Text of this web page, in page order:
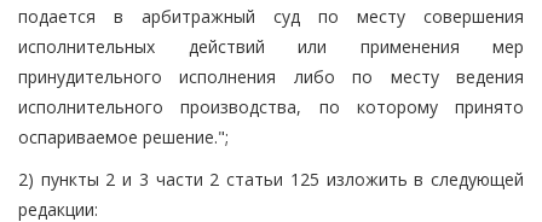
подается в арбитражный суд по месту совершения
исполнительных действий или применения мер
принудительного исполнения либо по месту ведения
исполнительного производства, по которому принято
оспариваемое решение.";
2) пункты 2 и 3 части 2 статьи 125 изложить в следующей
редакции: